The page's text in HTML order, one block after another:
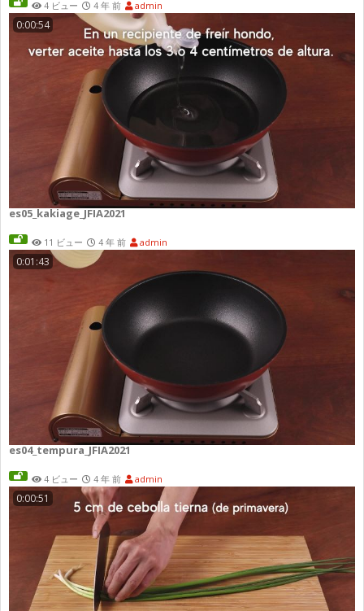
4 ビュー 4 年 前 admin
0:00:54
es05_kakiage_JFIA2021
11 ビュー 4 年 前 admin
0:01:43
es04_tempura_JFIA2021
4 ビュー 4 年 前 admin
0:00:51